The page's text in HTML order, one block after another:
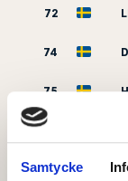
Samtycke
72
74
75
76
77